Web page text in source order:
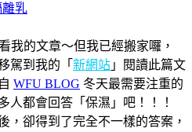
乳
我的文章～但我已經搬家囉，
駕到我的「 新網站 」閱讀此篇文
WFU BLOG 冬天最需要注重的
人都會回答「保濕」吧！！！
，卻得到了完全不一樣的答案，